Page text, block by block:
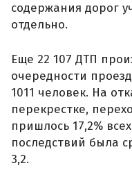
содержания дорог
отдельно.
Еще 22 107 ДТП
очередности
1011 человек. На
перекрестке,
пришлось 17,2%
последствий была
3,2.